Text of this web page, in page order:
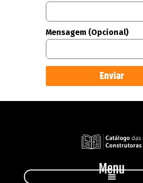
Mensagem (Opcional)
Enviar
Menu